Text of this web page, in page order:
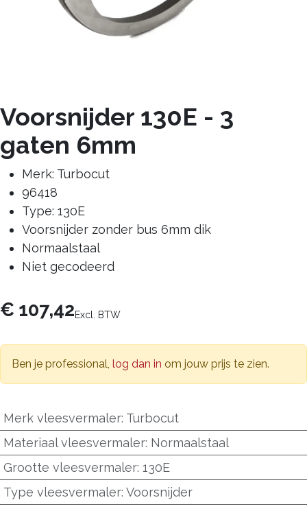
Voorsnijder 130E - 3
gaten 6mm
Merk: Turbocut
96418
Type: 130E
Voorsnijder zonder bus 6mm dik
Normaalstaal
Niet gecodeerd
€ 107,42Excl. BTW
Ben je professional, log dan in om jouw prijs te zien.
Merk vleesvermaler: Turbocut
Materiaal vleesvermaler: Normaalstaal
Grootte vleesvermaler: 130E
Type vleesvermaler: Voorsnijder